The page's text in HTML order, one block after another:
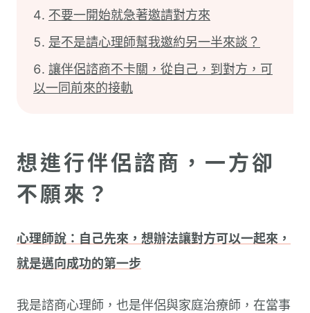
不要一開始就急著邀請對方來
是不是請心理師幫我邀約另一半來談？
讓伴侶諮商不卡關，從自己，到對方，可
以一同前來的接軌
想進行伴侶諮商，一方卻
不願來？
心理師說：自己先來，想辦法讓對方可以一起來，
就是邁向成功的第一步
我是諮商心理師，也是伴侶與家庭治療師，在當事